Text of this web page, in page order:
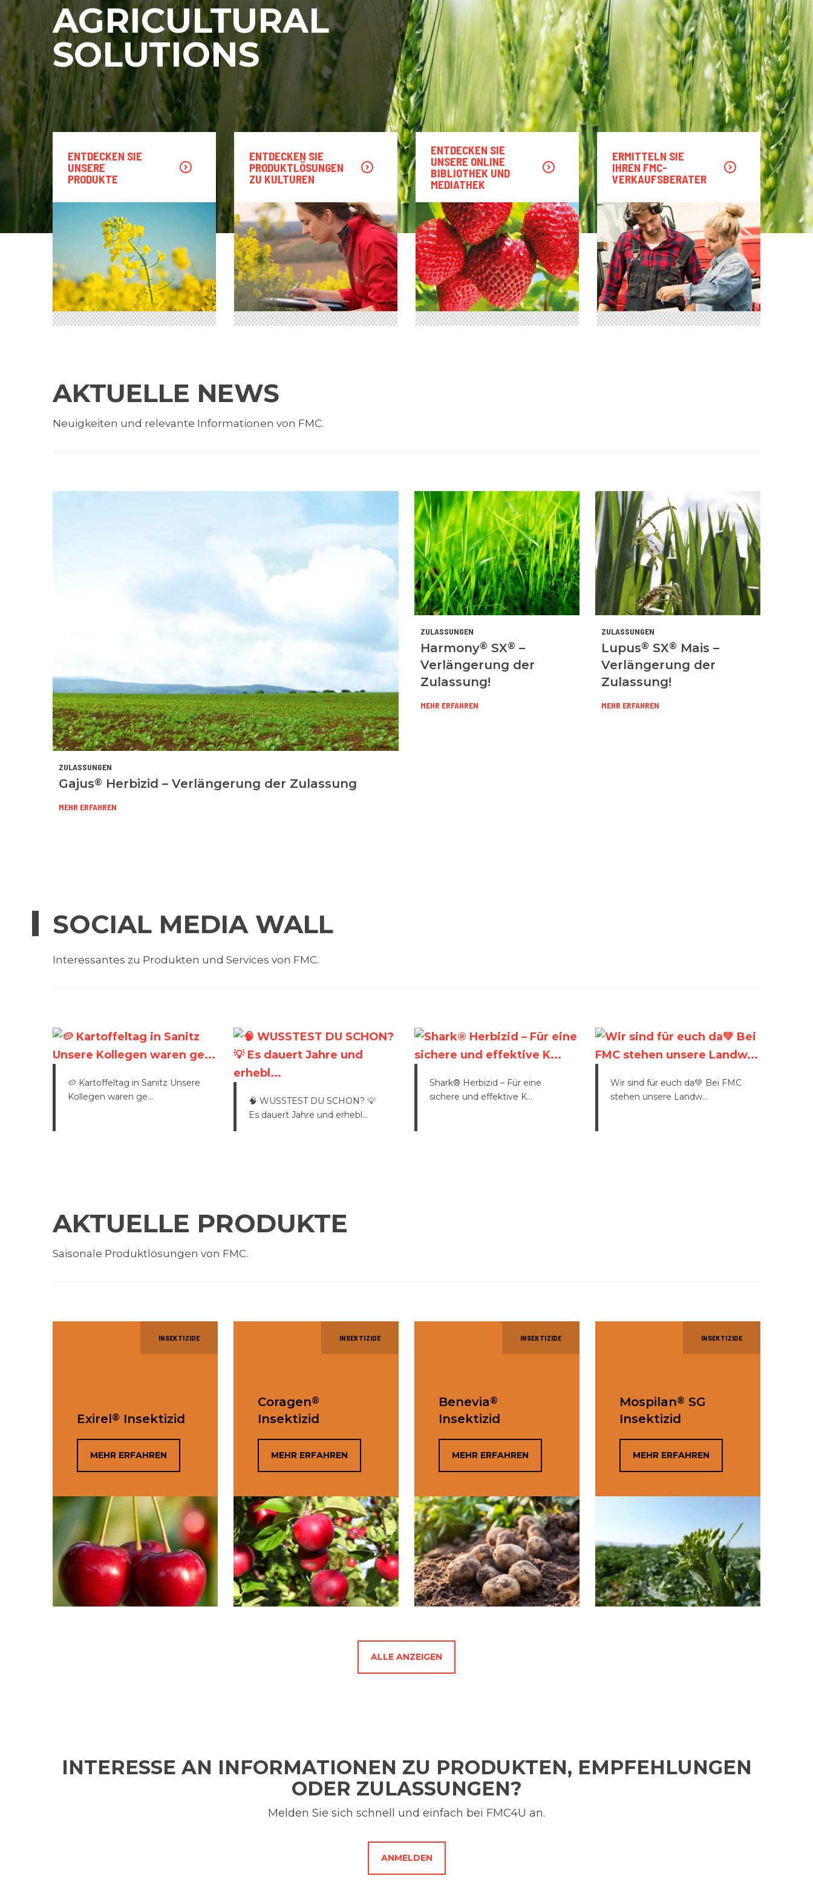
AGRICULTURAL
SOLUTIONS
ENTDECKEN SIE
UNSERE
PRODUKTE
ENTDECKEN SIE
PRODUKTLÖSUNGEN
ZU KULTUREN
ENTDECKEN SIE
UNSERE ONLINE
BIBLIOTHEK UND
MEDIATHEK
ERMITTELN SIE
IHREN FMC-
VERKAUFSBERATER
AKTUELLE NEWS
Neuigkeiten und relevante Informationen von FMC.
ZULASSUNGEN
Gajus® Herbizid – Verlängerung der Zulassung
MEHR ERFAHREN
ZULASSUNGEN
Harmony® SX® –
Verlängerung der
Zulassung!
MEHR ERFAHREN
ZULASSUNGEN
Lupus® SX® Mais –
Verlängerung der
Zulassung!
MEHR ERFAHREN
SOCIAL MEDIA WALL
Interessantes zu Produkten und Services von FMC.
🥔 Kartoffeltag in Sanitz Unsere
Kollegen waren ge...
🧠 WUSSTEST DU SCHON? 💡
Es dauert Jahre und erhebl...
Shark® Herbizid – Für eine
sichere und effektive K...
Wir sind für euch da💚 Bei FMC
stehen unsere Landw...
AKTUELLE PRODUKTE
Saisonale Produktlösungen von FMC.
INSEKTIZIDE
Exirel® Insektizid
MEHR ERFAHREN
INSEKTIZIDE
Coragen®
Insektizid
MEHR ERFAHREN
INSEKTIZIDE
Benevia®
Insektizid
MEHR ERFAHREN
INSEKTIZIDE
Mospilan® SG
Insektizid
MEHR ERFAHREN
ALLE ANZEIGEN
INTERESSE AN INFORMATIONEN ZU PRODUKTEN, EMPFEHLUNGEN
ODER ZULASSUNGEN?
Melden Sie sich schnell und einfach bei FMC4U an.
ANMELDEN